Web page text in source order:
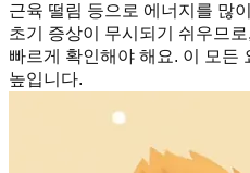
근육 떨림 등으로 에너지를 많
초기 증상이 무시되기 쉬우므
빠르게 확인해야 해요. 이 모든
높입니다.